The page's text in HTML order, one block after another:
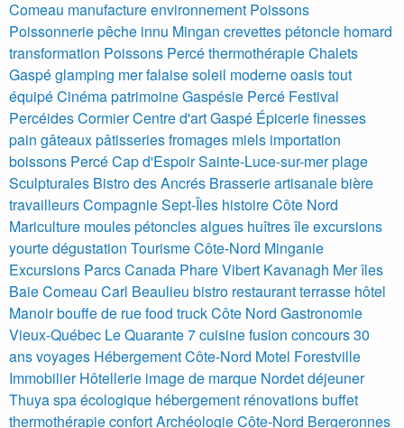
Comeau manufacture environnement Poissons
Poissonnerie pêche innu Mingan crevettes pétoncle homard
transformation Poissons PercéthermothérapieChalets
Gaspé glamping mer falaise soleil moderne oasis tout
équipéCinéma patrimoine Gaspésie Percé Festival
Percéides Cormier Centre d'artGaspé Épicerie finesses
pain gâteaux pâtisseries fromages miels importation
boissons Percé Cap d'EspoirSainte-Luce-sur-mer plage
Sculpturales Bistro des Ancrés Brasserie artisanale bière
travailleurs Compagnie Sept-Îles histoire Côte Nord
Mariculture moules pétoncles algues huîtres île excursions
yourte dégustation Tourisme Côte-Nord Minganie
Excursions Parcs Canada Phare Vibert Kavanagh Mer îles
Baie Comeau Carl Beaulieu bistro restaurant terrasse hôtel
Manoir bouffe de rue food truck Côte Nord Gastronomie
Vieux-Québec Le Quarante 7 cuisine fusion concours 30
ans voyages Hébergement Côte-Nord Motel Forestville
Immobilier Hôtellerie image de marque Nordet déjeuner
Thuya spa écologique hébergement rénovations buffet
thermothérapie confortArchéologie Côte-Nord Bergeronnes